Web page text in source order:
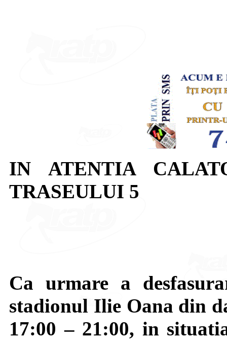
IN ATENTIA
TRASEULUI 5
Ca urmare a
stadionul Ilie Oana din
17:00 – 21:00, in